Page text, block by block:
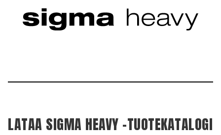
LATAA SIGMA HEAVY -TUOTEKATALOGI